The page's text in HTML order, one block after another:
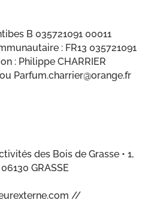
B 035721091 00011
: FR13 035721091
: Philippe CHARRIER
Parfum.charrier@orange.fr
des Bois de Grasse • 1,
GRASSE
//